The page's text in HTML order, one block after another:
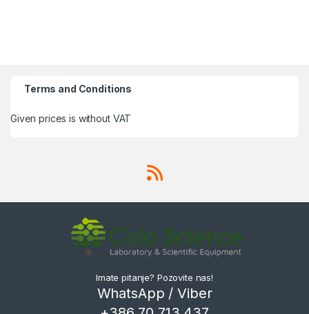
Terms and Conditions
Given prices is without VAT
Imate pitanje? Pozovite nas!
WhatsApp / Viber